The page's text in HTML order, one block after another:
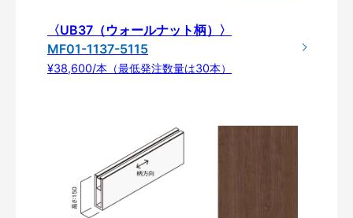
〈UB37（ウォールナット柄）〉
MF01-1137-5115
¥38,600/本（最低発注数量は30本）